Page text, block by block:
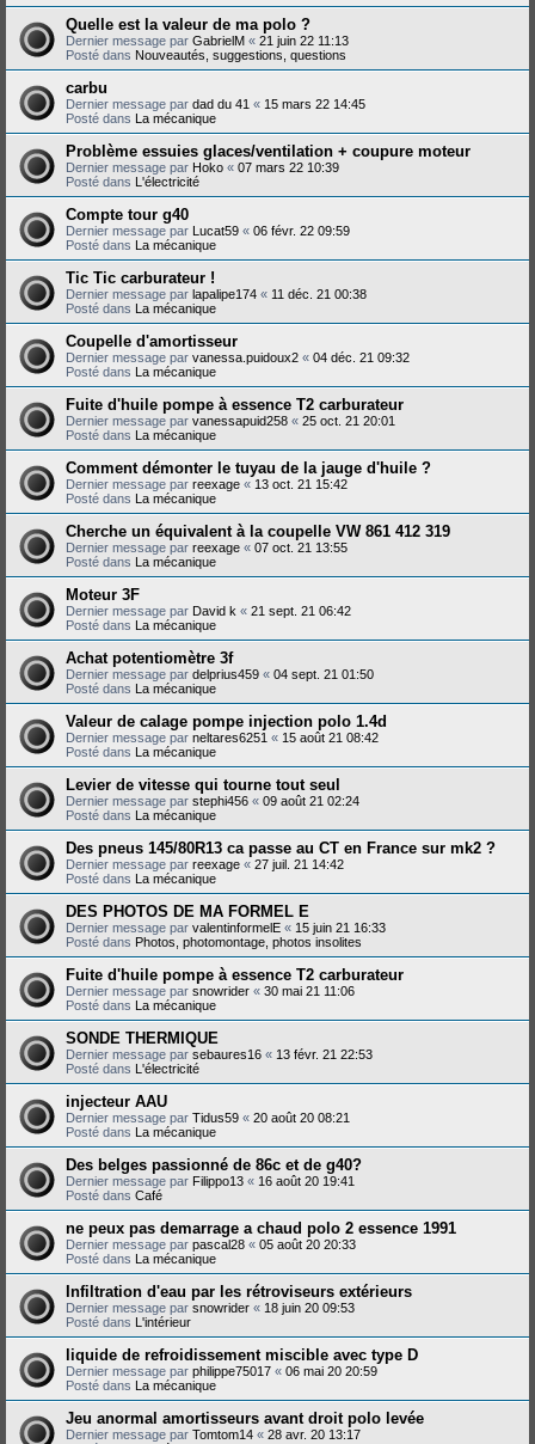
Quelle est la valeur de ma polo ?
Dernier message par GabrielM « 21 juin 22 11:13
Posté dans Nouveautés, suggestions, questions
carbu
Dernier message par dad du 41 « 15 mars 22 14:45
Posté dans La mécanique
Problème essuies glaces/ventilation + coupure moteur
Dernier message par Hoko « 07 mars 22 10:39
Posté dans L'électricité
Compte tour g40
Dernier message par Lucat59 « 06 févr. 22 09:59
Posté dans La mécanique
Tic Tic carburateur !
Dernier message par lapalipe174 « 11 déc. 21 00:38
Posté dans La mécanique
Coupelle d'amortisseur
Dernier message par vanessa.puidoux2 « 04 déc. 21 09:32
Posté dans La mécanique
Fuite d'huile pompe à essence T2 carburateur
Dernier message par vanessapuid258 « 25 oct. 21 20:01
Posté dans La mécanique
Comment démonter le tuyau de la jauge d'huile ?
Dernier message par reexage « 13 oct. 21 15:42
Posté dans La mécanique
Cherche un équivalent à la coupelle VW 861 412 319
Dernier message par reexage « 07 oct. 21 13:55
Posté dans La mécanique
Moteur 3F
Dernier message par David k « 21 sept. 21 06:42
Posté dans La mécanique
Achat potentiomètre 3f
Dernier message par delprius459 « 04 sept. 21 01:50
Posté dans La mécanique
Valeur de calage pompe injection polo 1.4d
Dernier message par neltares6251 « 15 août 21 08:42
Posté dans La mécanique
Levier de vitesse qui tourne tout seul
Dernier message par stephi456 « 09 août 21 02:24
Posté dans La mécanique
Des pneus 145/80R13 ca passe au CT en France sur mk2 ?
Dernier message par reexage « 27 juil. 21 14:42
Posté dans La mécanique
DES PHOTOS DE MA FORMEL E
Dernier message par valentinformelE « 15 juin 21 16:33
Posté dans Photos, photomontage, photos insolites
Fuite d'huile pompe à essence T2 carburateur
Dernier message par snowrider « 30 mai 21 11:06
Posté dans La mécanique
SONDE THERMIQUE
Dernier message par sebaures16 « 13 févr. 21 22:53
Posté dans L'électricité
injecteur AAU
Dernier message par Tidus59 « 20 août 20 08:21
Posté dans La mécanique
Des belges passionné de 86c et de g40?
Dernier message par Filippo13 « 16 août 20 19:41
Posté dans Café
ne peux pas demarrage a chaud polo 2 essence 1991
Dernier message par pascal28 « 05 août 20 20:33
Posté dans La mécanique
Infiltration d'eau par les rétroviseurs extérieurs
Dernier message par snowrider « 18 juin 20 09:53
Posté dans L'intérieur
liquide de refroidissement miscible avec type D
Dernier message par philippe75017 « 06 mai 20 20:59
Posté dans La mécanique
Jeu anormal amortisseurs avant droit polo levée
Dernier message par Tomtom14 « 28 avr. 20 13:17